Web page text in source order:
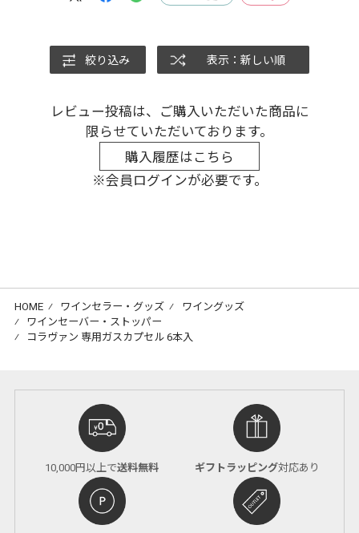
絞り込み 表示：新しい順
レビュー投稿は、ご購入いただいた商品に
限らせていただいております。
購入履歴はこちら
※会員ログインが必要です。
HOME ⁄ ワインセラー・グッズ ⁄ ワイングッズ
⁄ ワインセーバー・ストッパー
⁄ コラヴァン 専用ガスカプセル 6本入
10,000円以上で送料無料 ギフトラッピング対応あり